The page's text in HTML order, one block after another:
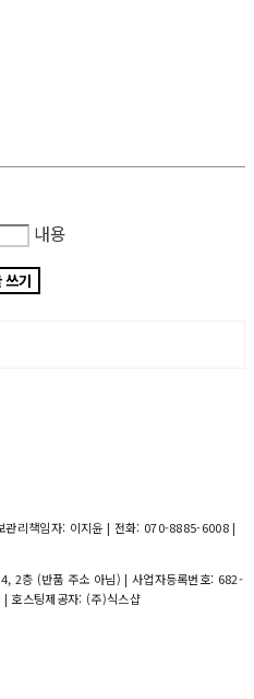
내용
쓰기
관리책임자: 이지윤 | 전화: 070-8885-6008 |
2층 (반품 주소 아님) | 사업자등록번호: 682-
| 호스팅제공자: (주)식스샵